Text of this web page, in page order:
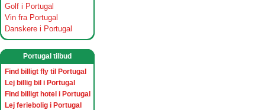
Golf i Portugal
Vin fra Portugal
Danskere i Portugal
Portugal tilbud
Find billigt fly til Portugal
Lej billig bil i Portugal
Find billigt hotel i Portugal
Lej feriebolig i Portugal